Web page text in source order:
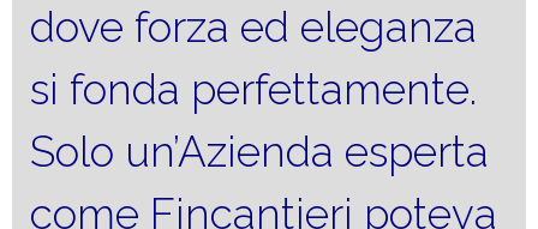
dove forza ed eleganza
si fonda perfettamente.
Solo un’Azienda esperta
come Fincantieri poteva